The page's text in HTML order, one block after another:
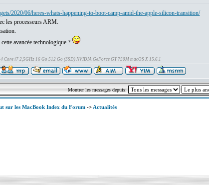
2020/06/heres-whats-happening-to-boot-camp-amid-the-apple-silicon-transition/
les processeurs ARM.
avancée technologique ?
Core i7 2,5GHz 16 Go 512 Go (SSD) NVIDIA GeForce GT 750M macOS X 15.6.1
Montrer les messages depuis:
sur les MacBook Index du Forum-> Actualités